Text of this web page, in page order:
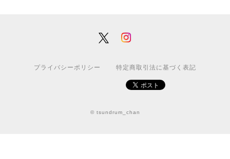
プライバシーポリシー 特定商取引法に基づく表記
© tsundrum_chan